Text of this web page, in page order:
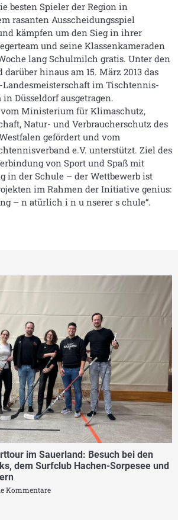
besten Spieler der Region in
rasanten Ausscheidungsspiel
kämpfen um den Sieg in ihrer
und seine Klassenkameraden
lang Schulmilch gratis. Unter den
hinaus am 15. März 2013 das
Landesmeisterschaft im Tischtennis-
Düsseldorf ausgetragen.
Ministerium für Klimaschutz,
Natur- und Verbraucherschutz des
gefördert und vom
e.V. unterstützt. Ziel des
von Sport und Spaß mit
in der Schule – der Wettbewerb ist
im Rahmen der Initiative genius:
– n atürlich i n u nserer s chule“.
im Sauerland: Besuch bei den
dem Surfclub Hachen-Sorpesee und
Kommentare